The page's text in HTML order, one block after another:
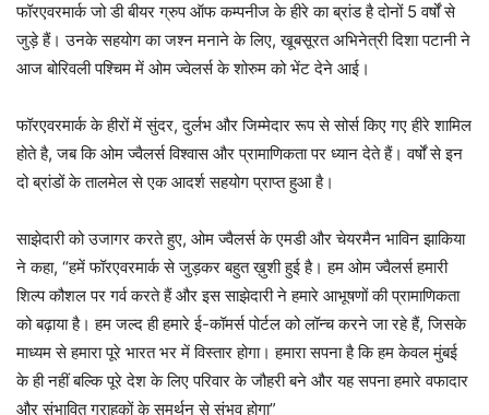
फॉरएवरमार्क जो डी बीयर ग्रुप ऑफ कम्पनीज के हीरे का ब्रांड है दोनों 5 वर्षों से
जुड़े हैं। उनके सहयोग का जश्न मनाने के लिए, खूबसूरत अभिनेत्री दिशा पटानी ने
आज बोरिवली पश्चिम में ओम ज्वेलर्स के शोरुम को भेंट देने आई।
फॉरएवरमार्क के हीरों में सुंदर, दुर्लभ और जिम्मेदार रूप से सोर्स किए गए हीरे शामिल
होते है, जब कि ओम ज्वैलर्स विश्वास और प्रामाणिकता पर ध्यान देते हैं। वर्षों से इन
दो ब्रांडों के तालमेल से एक आदर्श सहयोग प्राप्त हुआ है।
साझेदारी को उजागर करते हुए, ओम ज्वैलर्स के एमडी और चेयरमैन भाविन झाकिया
ने कहा, “हमें फॉरएवरमार्क से जुड़कर बहुत ख़ुशी हुई है। हम ओम ज्वैलर्स हमारी
शिल्प कौशल पर गर्व करते हैं और इस साझेदारी ने हमारे आभूषणों की प्रामाणिकता
को बढ़ाया है। हम जल्द ही हमारे ई-कॉमर्स पोर्टल को लॉन्च करने जा रहे हैं, जिसके
माध्यम से हमारा पूरे भारत भर में विस्तार होगा। हमारा सपना है कि हम केवल मुंबई
के ही नहीं बल्कि पूरे देश के लिए परिवार के जौहरी बने और यह सपना हमारे वफादार
और संभावित ग्राहकों के समर्थन से संभव होगा”